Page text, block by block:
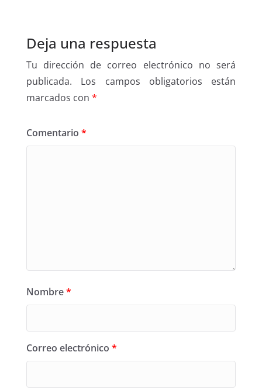
Deja una respuesta
Tu dirección de correo electrónico no será
publicada.
Los campos obligatorios están
marcados con *
Comentario *
Nombre*
Correo electrónico *